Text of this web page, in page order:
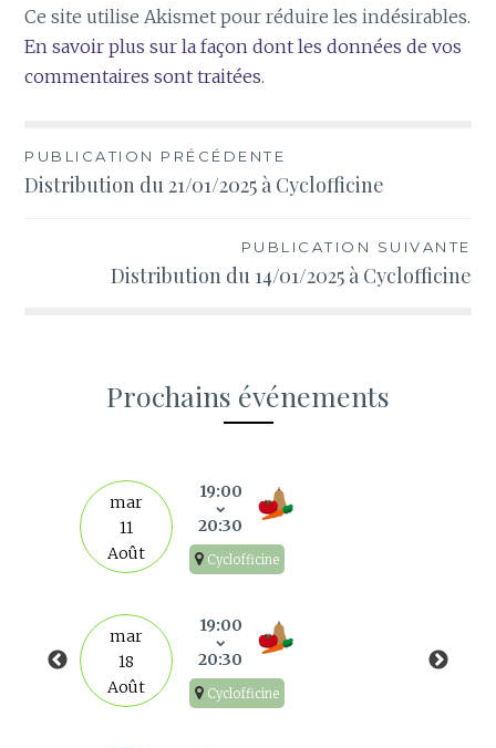
Ce site utilise Akismet pour réduire les indésirables.
En savoir plus sur la façon dont les données de vos
commentaires sont traitées.
Navigation
de
PUBLICATION PRÉCÉDENTE
Distribution du 21/01/2025 à Cyclofficine
PUBLICATION SUIVANTE
Distribution du 14/01/2025 à Cyclofficine
Prochains événements
mar
11
Août
19:00
20:30
Cyclofficine
mar
18
Août
19:00
20:30
Cyclofficine